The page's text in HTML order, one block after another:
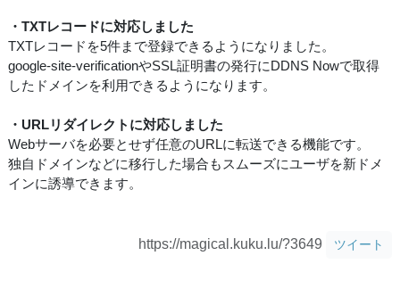
・TXTレコードに対応しました
TXTレコードを5件まで登録できるようになりました。
google-site-verificationやSSL証明書の発行にDDNS Nowで取得
したドメインを利用できるようになります。
・URLリダイレクトに対応しました
Webサーバを必要とせず任意のURLに転送できる機能です。
独自ドメインなどに移行した場合もスムーズにユーザを新ドメ
インに誘導できます。
https://magical.kuku.lu/?3649 ツイート